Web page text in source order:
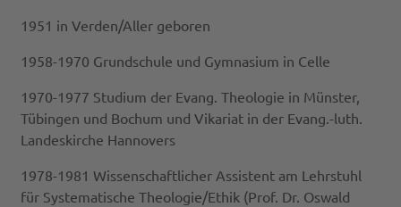
1951 in Verden/Aller geboren
1958-1970 Grundschule und Gymnasium in Celle
1970-1977 Studium der Evang. Theologie in Münster,
Tübingen und Bochum und Vikariat in der Evang.-luth.
Landeskirche Hannovers
1978-1981 Wissenschaftlicher Assistent am Lehrstuhl
für Systematische Theologie/Ethik (Prof. Dr. Oswald